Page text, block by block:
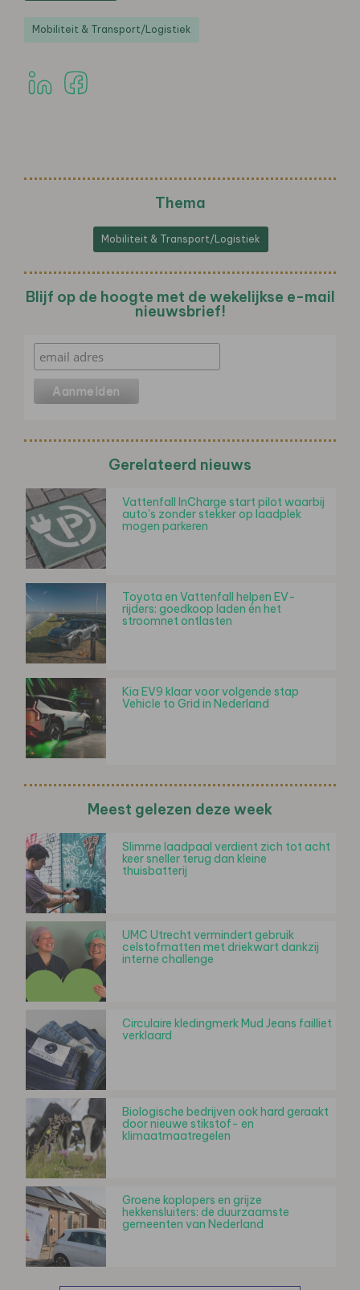
Mobiliteit & Transport/Logistiek
Thema
Mobiliteit & Transport/Logistiek
Blijf op de hoogte met de wekelijkse e-mail
nieuwsbrief!
Gerelateerd nieuws
Vattenfall InCharge start pilot waarbij
auto's zonder stekker op laadplek
mogen parkeren
Toyota en Vattenfall helpen EV-
rijders: goedkoop laden én het
stroomnet ontlasten
Kia EV9 klaar voor volgende stap
Vehicle to Grid in Nederland
Meest gelezen deze week
Slimme laadpaal verdient zich tot acht
keer sneller terug dan kleine
thuisbatterij
UMC Utrecht vermindert gebruik
celstofmatten met driekwart dankzij
interne challenge
Circulaire kledingmerk Mud Jeans failliet
verklaard
Biologische bedrijven ook hard geraakt
door nieuwe stikstof- en
klimaatmaatregelen
Groene koplopers en grijze
hekkensluiters: de duurzaamste
gemeenten van Nederland